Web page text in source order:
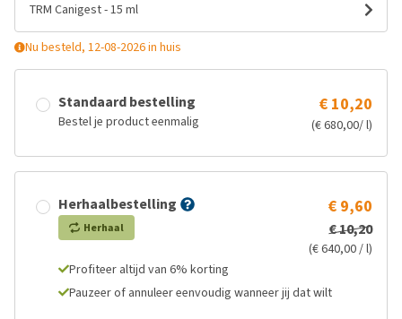
TRM Canigest - 15 ml
Nu besteld, 12-08-2026 in huis
Standaard bestelling
Bestel je product eenmalig
€ 10,20
(€ 680,00/ l)
Herhaalbestelling
Herhaal
€ 9,60
€ 10,20
(€ 640,00 / l)
Profiteer altijd van 6% korting
Pauzeer of annuleer eenvoudig wanneer jij dat wilt